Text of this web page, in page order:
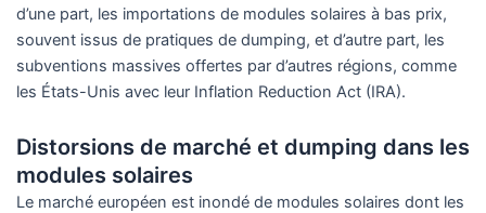
d’une part, les importations de modules solaires à bas prix,
souvent issus de pratiques de dumping, et d’autre part, les
subventions massives offertes par d’autres régions, comme
les États-Unis avec leur Inflation Reduction Act (IRA).
Distorsions de marché et dumping dans les
modules solaires
Le marché européen est inondé de modules solaires dont les